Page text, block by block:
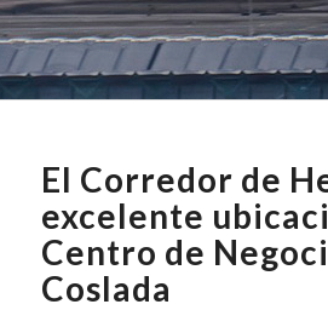
El Corredor de
excelente
Centro de
Coslada